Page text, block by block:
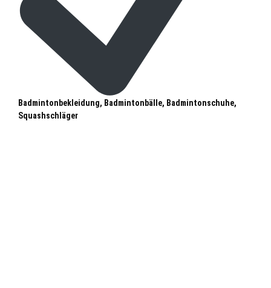
Badmintonbekleidung, Badmintonbälle, Badmintonschuhe,
Squashschläger